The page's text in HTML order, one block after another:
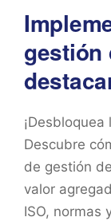
gestión
Descubre
de gestión
valor
ISO, normas